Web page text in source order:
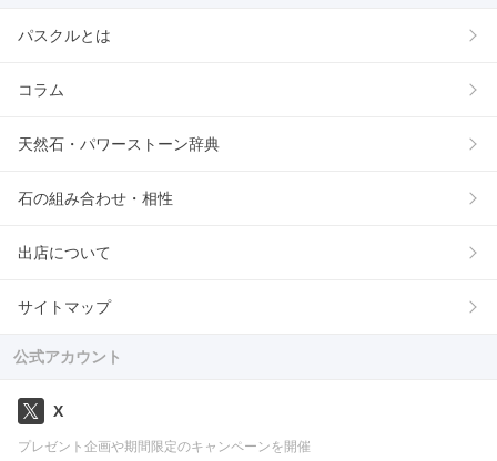
パスクルとは
コラム
天然石・パワーストーン辞典
石の組み合わせ・相性
出店について
サイトマップ
公式アカウント
X
プレゼント企画や期間限定のキャンペーンを開催